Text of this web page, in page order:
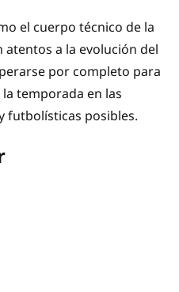
el cuerpo técnico de la
atentos a la evolución del
por completo para
temporada en las
futbolísticas posibles.